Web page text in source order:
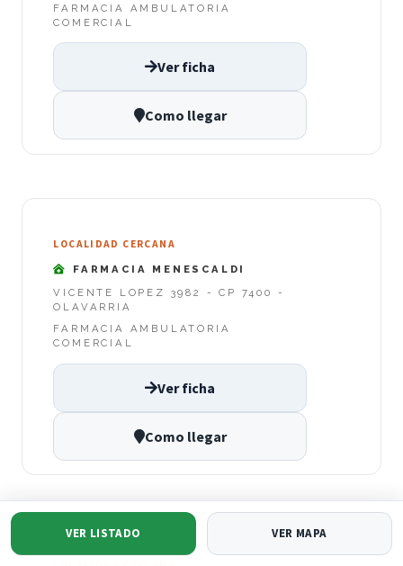
FARMACIA AMBULATORIA
COMERCIAL
Ver ficha
Como llegar
LOCALIDAD CERCANA
FARMACIA MENESCALDI
VICENTE LOPEZ 3982 - CP 7400 -
OLAVARRIA
FARMACIA AMBULATORIA
COMERCIAL
Ver ficha
Como llegar
VER LISTADO VER MAPA